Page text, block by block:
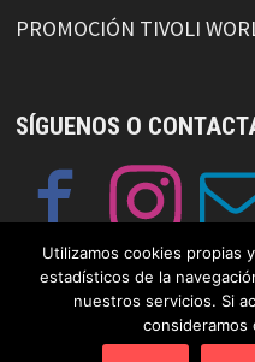
PROMOCIÓN TIVOLI
SÍGUENOS O
© Copyright
Utilizamos cookies propias
estadísticos de la
nuestros servicios. Si
consideramos